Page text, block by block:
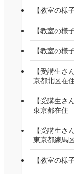
【教室の様
【教室の様
【教室の様
【受講生さ
京都北区在
【受講生さ
東京都在住
【受講生さ
東京都練馬
【教室の様